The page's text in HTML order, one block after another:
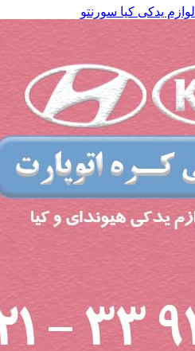
لوازم یدکی کیا سورنتو